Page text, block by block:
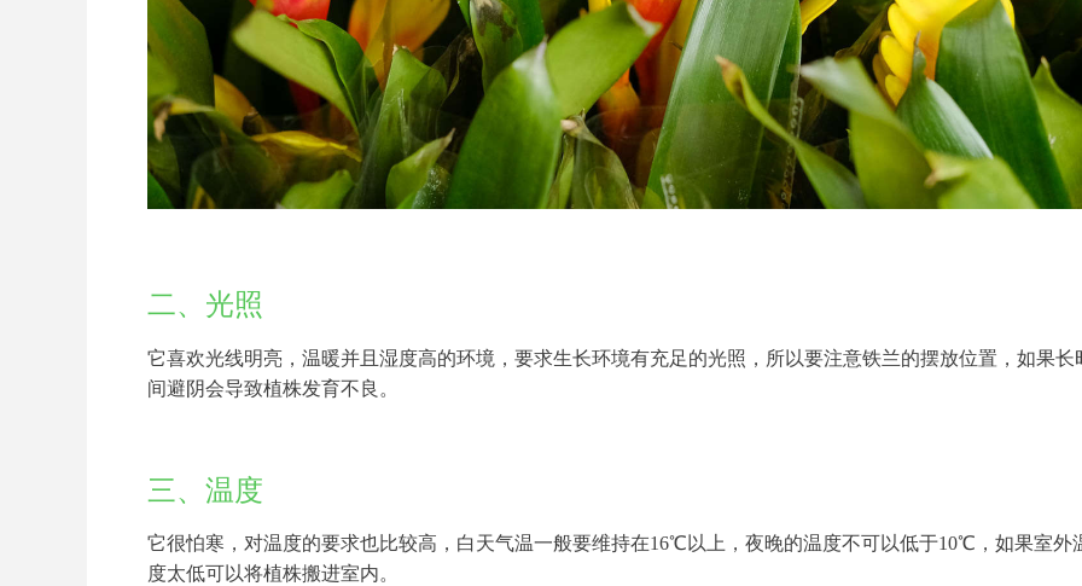
二、光照
它喜欢光线明亮，温暖并且湿度高的环境，要求生长环境有充足的光照，所以要注意铁兰的摆放位置，如果长
间避阴会导致植株发育不良。
三、温度
它很怕寒，对温度的要求也比较高，白天气温一般要维持在16℃以上，夜晚的温度不可以低于10℃，如果室外
度太低可以将植株搬进室内。